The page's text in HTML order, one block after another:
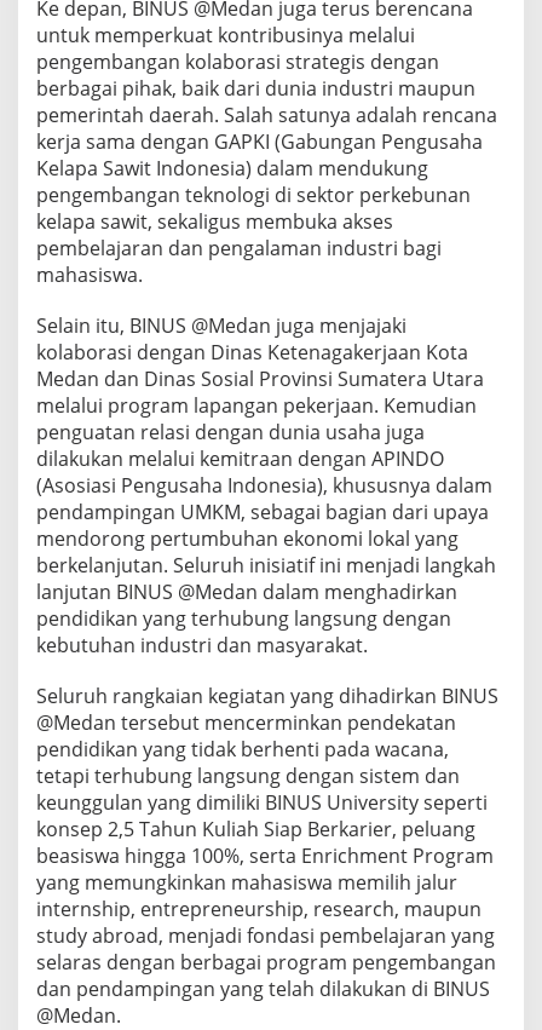
Ke depan, BINUS @Medan juga terus berencana
untuk memperkuat kontribusinya melalui
pengembangan kolaborasi strategis dengan
berbagai pihak, baik dari dunia industri maupun
pemerintah daerah. Salah satunya adalah rencana
kerja sama dengan GAPKI (Gabungan Pengusaha
Kelapa Sawit Indonesia) dalam mendukung
pengembangan teknologi di sektor perkebunan
kelapa sawit, sekaligus membuka akses
pembelajaran dan pengalaman industri bagi
mahasiswa.
Selain itu, BINUS @Medan juga menjajaki
kolaborasi dengan Dinas Ketenagakerjaan Kota
Medan dan Dinas Sosial Provinsi Sumatera Utara
melalui program lapangan pekerjaan. Kemudian
penguatan relasi dengan dunia usaha juga
dilakukan melalui kemitraan dengan APINDO
(Asosiasi Pengusaha Indonesia), khususnya dalam
pendampingan UMKM, sebagai bagian dari upaya
mendorong pertumbuhan ekonomi lokal yang
berkelanjutan. Seluruh inisiatif ini menjadi langkah
lanjutan BINUS @Medan dalam menghadirkan
pendidikan yang terhubung langsung dengan
kebutuhan industri dan masyarakat.
Seluruh rangkaian kegiatan yang dihadirkan BINUS
@Medan tersebut mencerminkan pendekatan
pendidikan yang tidak berhenti pada wacana,
tetapi terhubung langsung dengan sistem dan
keunggulan yang dimiliki BINUS University seperti
konsep 2,5 Tahun Kuliah Siap Berkarier, peluang
beasiswa hingga 100%, serta Enrichment Program
yang memungkinkan mahasiswa memilih jalur
internship, entrepreneurship, research, maupun
study abroad, menjadi fondasi pembelajaran yang
selaras dengan berbagai program pengembangan
dan pendampingan yang telah dilakukan di BINUS
@Medan.